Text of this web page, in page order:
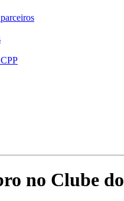
no Clube